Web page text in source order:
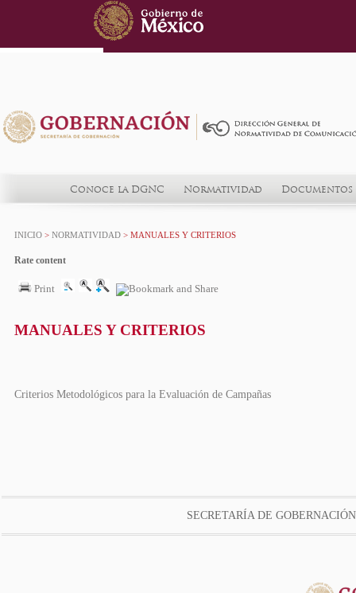
Conoce la DGNC Normatividad
INICIO > NORMATIVIDAD > MANUALES Y CRITERIOS
Rate content
Print
MANUALES Y CRITERIOS
Criterios Metodológicos para la Evaluación de Campañas
SECRETARÍA DE